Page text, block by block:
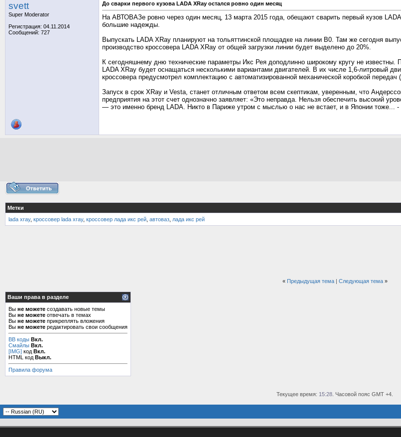
svett
Super Moderator
Регистрация: 04.11.2014
Сообщений: 727
До сварки первого кузова LADA XRay остался ровно один месяц
На АВТОВАЗе ровно через один месяц, 13 марта 2015 года, обещают сварить первый кузов
большие надежды.
Выпускать LADA XRay планируют на тольяттинской площадке на линии B0. Там же сегодня
производство кроссовера LADA XRay от общей загрузки линии будет выделено до 20%.
К сегодняшнему дню технические параметры Икс Рея доподлинно широкому кругу не известны.
LADA XRay будет оснащаться несколькими вариантами двигателей. В их числе 1,6-литровый
кроссовера предусмотрел комплектацию с автоматизированной механической коробкой
Запуск в срок ХRay и Vesta, станет отличным ответом всем скептикам, уверенным, что
предприятия на этот счет однозначно заявляет: «Это неправда. Нельзя обеспечить высокий
— это именно бренд LADA. Никто в Париже утром с мыслью о нас не встает, и в Японии тоже... -
Метки
lada xray, кроссовер lada xray, кроссовер лада икс рей автоваз лада икс рей
« Предыдущая тема| Следующая тема »
Ваши права в разделе
Вы не можете создавать новые темы
Вы не можете отвечать в темах
Вы не можете прикреплять вложения
Вы не можете редактировать свои сообщения
BB коды Вкл.
Смайлы Вкл.
[IMG] код Вкл.
HTML код Выкл.
Правила форума
Текущее время: 15:28 . Часовой пояс GMT +4.